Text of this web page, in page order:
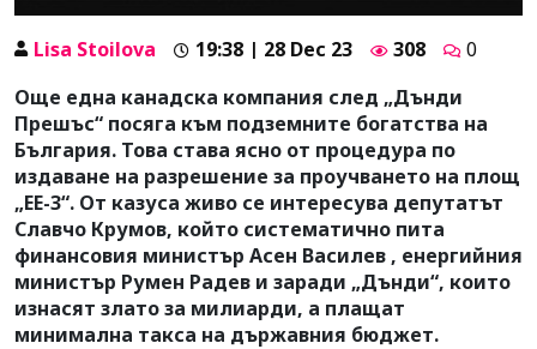
Lisa Stoilova 19:38 | 28 Dec 23 308
0
Още една канадска компания след „Дънди
Прешъс“ посяга към подземните богатства на
България. Това става ясно от процедура по
издаване на разрешение за проучването на площ
„ЕЕ-3“. От казуса живо се интересува депутатът
Славчо Крумов, който систематично пита
финансовия министър Асен Василев , енергийния
министър Румен Радев и заради „Дънди“, които
изнасят злато за милиарди, а плащат
минимална такса на държавния бюджет.